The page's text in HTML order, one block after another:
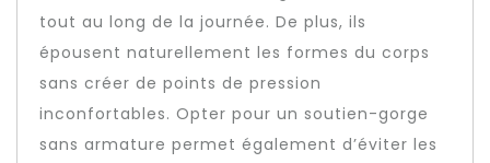
tout au long de la journée. De plus, ils
épousent naturellement les formes du corps
sans créer de points de pression
inconfortables. Opter pour un soutien-gorge
sans armature permet également d’éviter les